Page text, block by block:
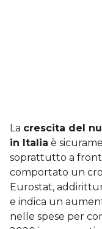
La crescita del
in Italia è
soprattutto a
comportato un
Eurostat,
e indica un
nelle spese per